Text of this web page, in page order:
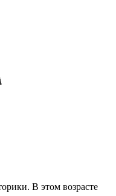
В этом возрасте